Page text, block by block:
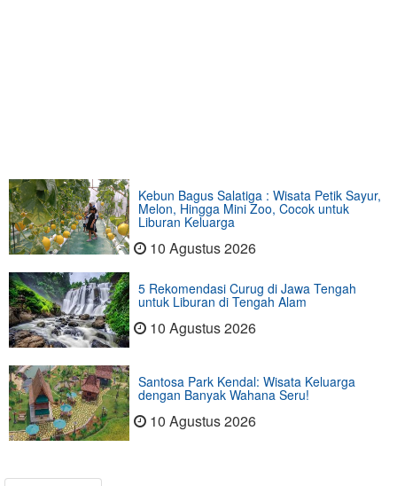
Kebun Bagus Salatiga : Wisata Petik Sayur,
Melon, Hingga Mini Zoo, Cocok untuk
Liburan Keluarga
10 Agustus 2026
5 Rekomendasi Curug di Jawa Tengah
untuk Liburan di Tengah Alam
10 Agustus 2026
Santosa Park Kendal: Wisata Keluarga
dengan Banyak Wahana Seru!
10 Agustus 2026